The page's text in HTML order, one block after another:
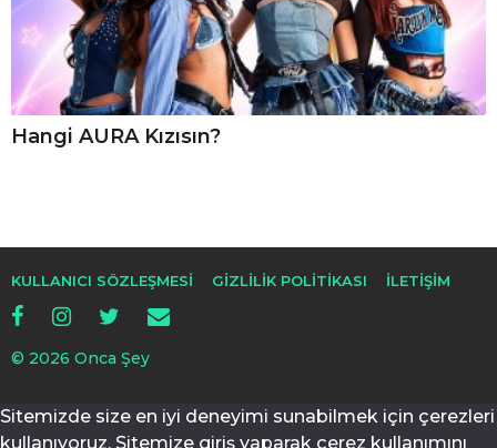
Hangi AURA Kızısın?
KULLANICI SÖZLEŞMESI GIZLILIK POLITIKASI İLETIŞIM
© 2026 Onca Şey
Sitemizde size en iyi deneyimi sunabilmek için çerezleri
kullanıyoruz. Sitemize giriş yaparak çerez kullanımını